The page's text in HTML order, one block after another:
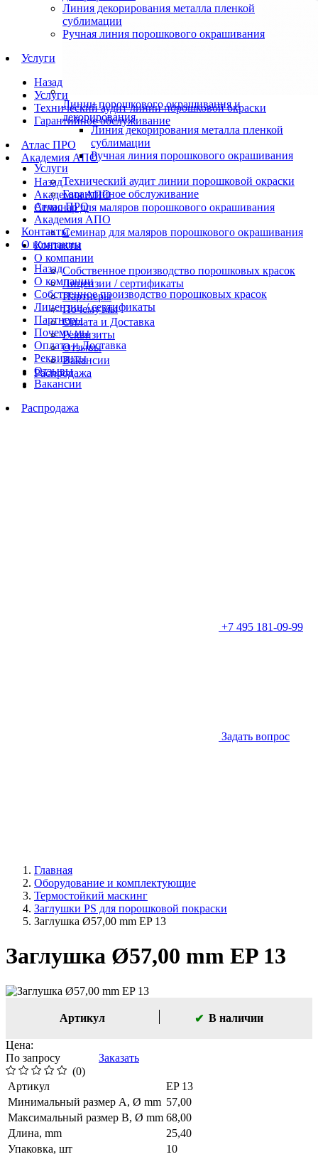
Линии порошкового окрашивания и
декорирования
Линия декорирования металла пленкой
сублимации
Ручная линия порошкового окрашивания
Услуги
Технический аудит линии порошковой окраски
Гарантийное обслуживание
Атлас ПРО
Академия АПО
Семинар для маляров порошкового окрашивания
Контакты
О компании
Собственное производство порошковых красок
Лицензии / сертификаты
Партнеры
Почему мы
Оплата и Доставка
Реквизиты
Отзывы
Вакансии
Распродажа
Линия декорирования металла пленкой
сублимации
Ручная линия порошкового окрашивания
Услуги
Назад
Услуги
Технический аудит линии порошковой окраски
Гарантийное обслуживание
Атлас ПРО
Академия АПО
Назад
Академия АПО
Семинар для маляров порошкового окрашивания
Контакты
О компании
Назад
О компании
Собственное производство порошковых красок
Лицензии / сертификаты
Партнеры
Почему мы
Оплата и Доставка
Реквизиты
Отзывы
Вакансии
Распродажа
+7 495 181-09-99
Задать вопрос
Главная
Оборудование и комплектующие
Термостойкий маскинг
Заглушки PS для порошковой покраски
Заглушка Ø57,00 mm EP 13
Заглушка Ø57,00 mm EP 13
Артикул В наличии
Цена:
По запросу
Заказать
(0)
Артикул
EP 13
Минимальный размер A, Ø mm 57,00
Максимальный размер B, Ø mm 68,00
Длина, mm
25,40
Упаковка, шт
10